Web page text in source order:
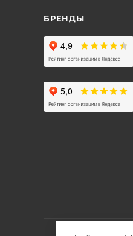
БРЕНДЫ